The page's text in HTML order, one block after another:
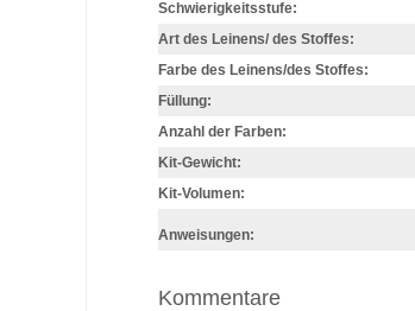
Schwierigkeitsstufe:
Art des Leinens/ des Stoffes:
Farbe des Leinens/des Stoffes:
Füllung:
Anzahl der Farben:
Kit-Gewicht:
Kit-Volumen:
Anweisungen:
Kommentare